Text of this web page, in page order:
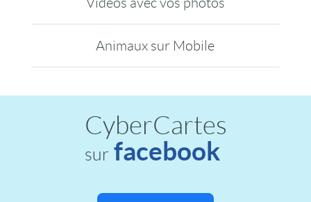
Animaux sur Mobile
CyberCartes
sur facebook